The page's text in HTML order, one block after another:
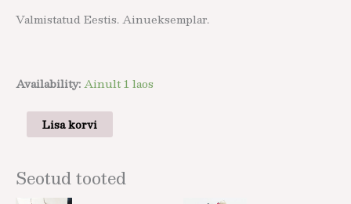
Valmistatud Eestis. Ainueksemplar.
Availability:Ainult 1 laos
Lisa korvi
Seotud tooted